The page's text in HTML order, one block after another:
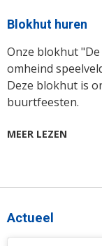
Blokhut huren
Onze blokhut
omheind
Deze blokhut is
buurtfeesten.
MEER LEZEN
Actueel